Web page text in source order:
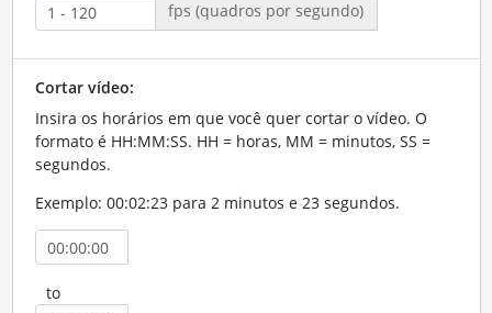
fps (quadros por segundo)
Cortar vídeo:
Insira os horários em que você quer cortar o vídeo. O
formato é HH:MM:SS. HH = horas, MM = minutos, SS =
segundos.
Exemplo: 00:02:23 para 2 minutos e 23 segundos.
to